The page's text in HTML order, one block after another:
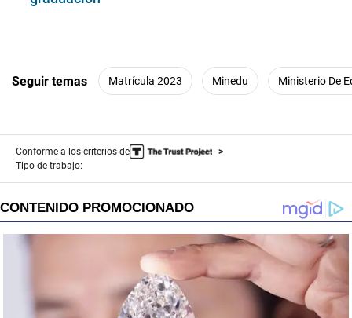
Seguir temas Matrícula 2023 Minedu Ministerio De
Conforme a los criterios de
Tipo de trabajo: